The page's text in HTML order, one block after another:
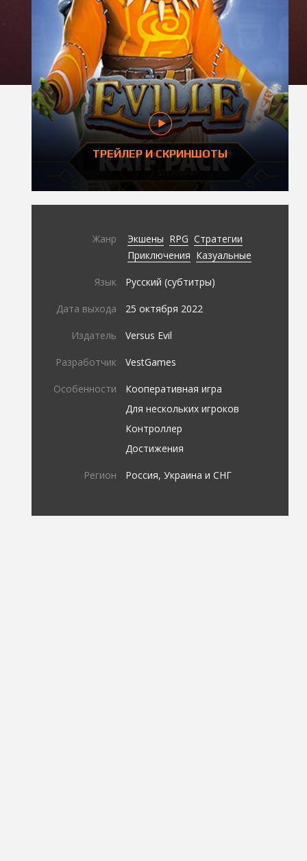
ТРЕЙЛЕР И СКРИНШОТЫ
Жанр Экшены RPG Стратегии
Приключения Казуальные
Язык Русский (субтитры)
Дата выхода 25 октября 2022
Издатель Versus Evil
Разработчик VestGames
Особенности
Кооперативная игра
Для нескольких игроков
Контроллер
Достижения
Регион Россия, Украина и СНГ